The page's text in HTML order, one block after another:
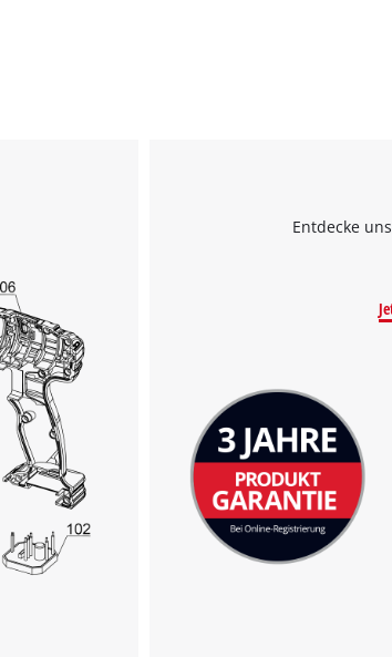
Wir benötigen deine Zustimmung, um
Google Maps laden zu können!
This content is not permitted to load due
Entdecke